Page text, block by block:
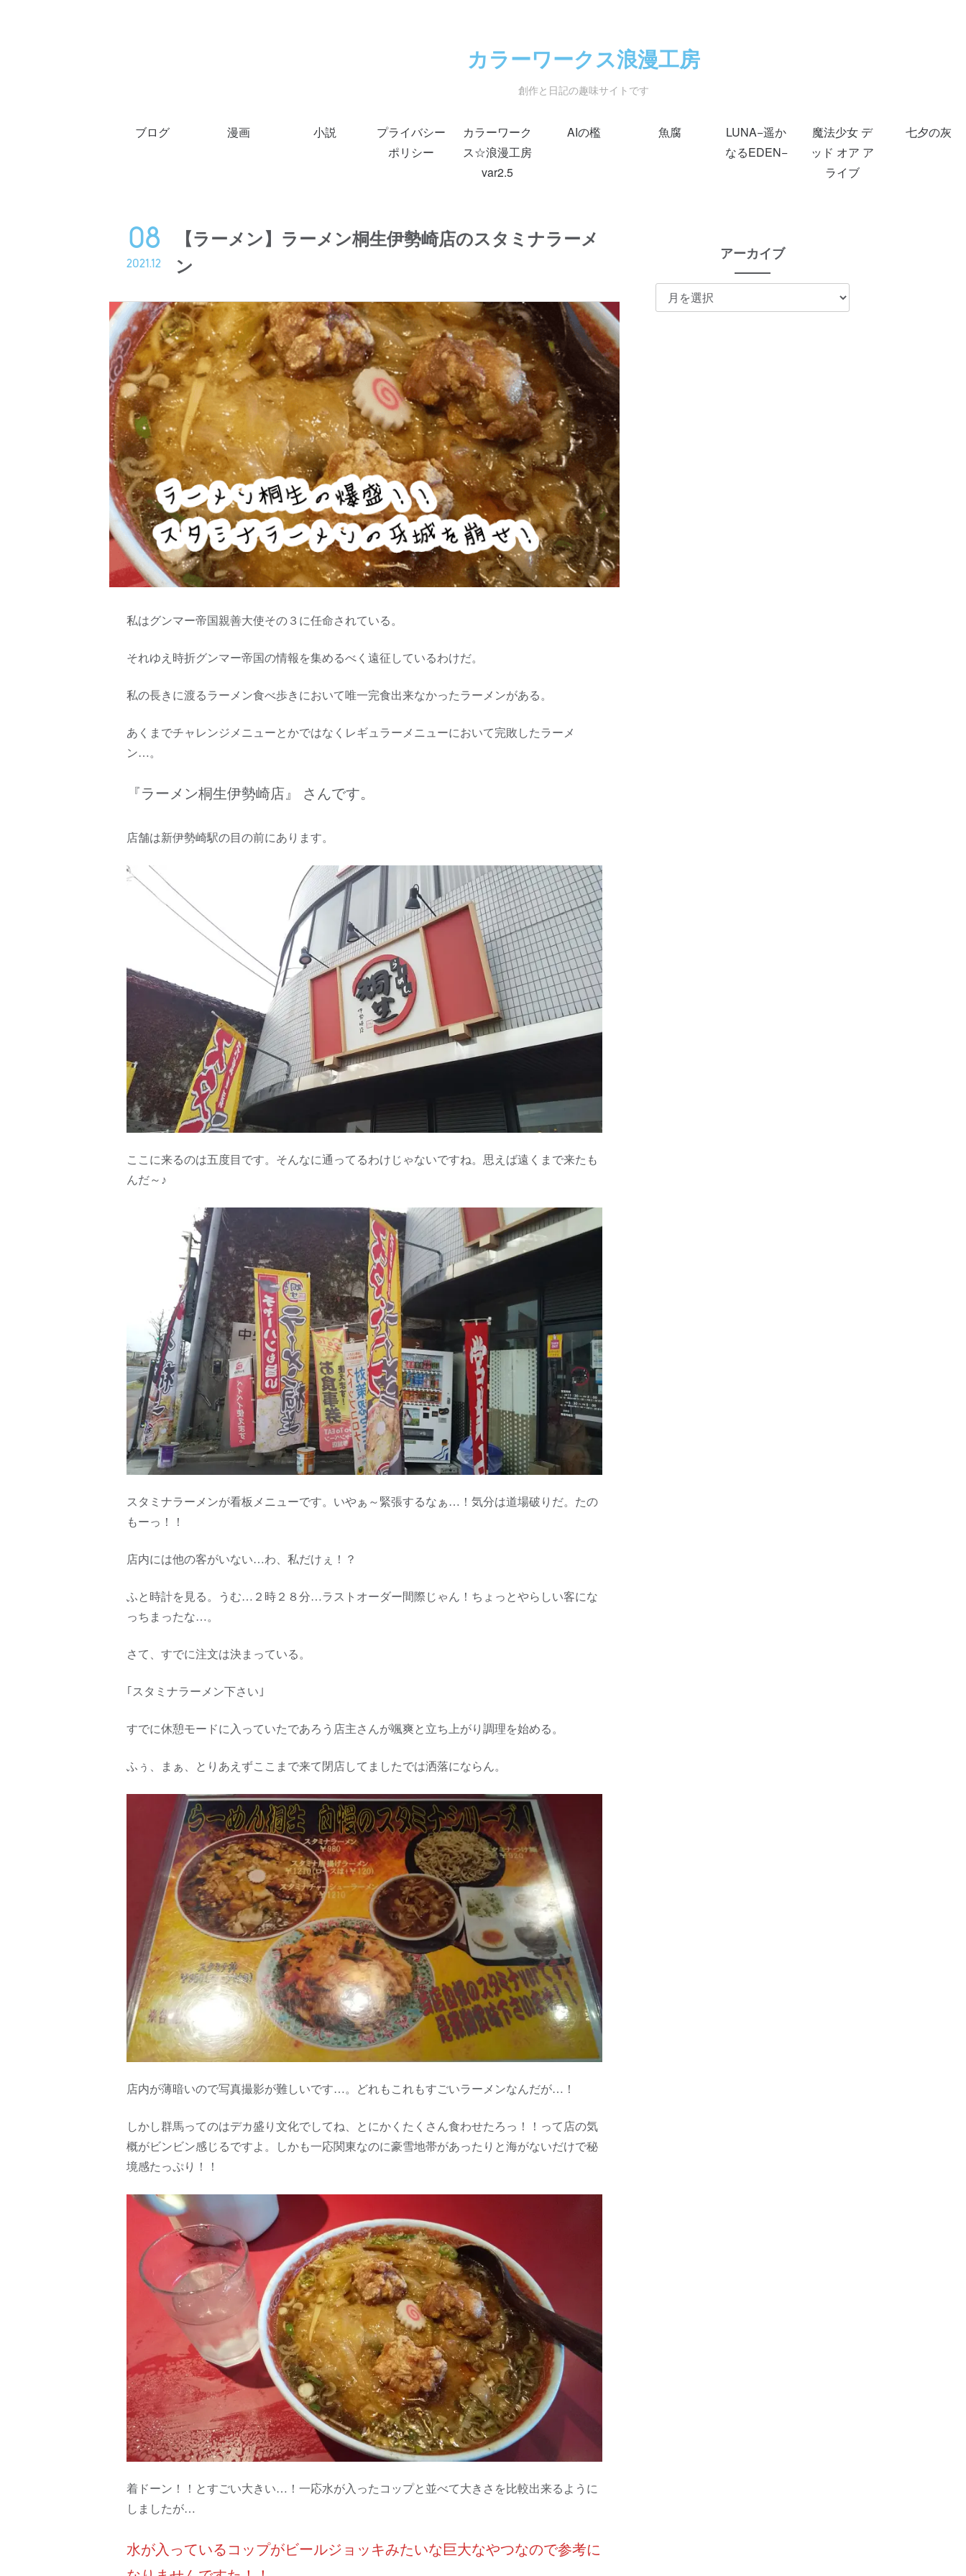
カラーワークス浪漫工房
創作と日記の趣味サイトです
ブログ 漫画 小説
プライバシー
ポリシー
カラーワーク
ス☆浪漫工房
var2.5
AIの檻 魚腐
LUNA−遥か
なるEDEN−
魔法少女 デ
ッド オア ア
ライブ
七夕の灰
08
2021.12
【ラーメン】ラーメン桐生伊勢崎店のスタミナラーメ
ン
私はグンマー帝国親善大使その３に任命されている。
それゆえ時折グンマー帝国の情報を集めるべく遠征しているわけだ。
私の長きに渡るラーメン食べ歩きにおいて唯一完食出来なかったラーメンがある。
あくまでチャレンジメニューとかではなくレギュラーメニューにおいて完敗したラーメ
ン…。
『ラーメン桐生伊勢崎店』 さんです。
店舗は新伊勢崎駅の目の前にあります。
ここに来るのは五度目です。そんなに通ってるわけじゃないですね。思えば遠くまで来たも
んだ～♪
スタミナラーメンが看板メニューです。いやぁ～緊張するなぁ…！気分は道場破りだ。たの
もーっ！！
店内には他の客がいない…わ、私だけぇ！？
ふと時計を見る。うむ…２時２８分…ラストオーダー間際じゃん！ちょっとやらしい客にな
っちまったな…。
さて、すでに注文は決まっている。
｢スタミナラーメン下さい｣
すでに休憩モードに入っていたであろう店主さんが颯爽と立ち上がり調理を始める。
ふぅ、まぁ、とりあえずここまで来て閉店してましたでは洒落にならん。
店内が薄暗いので写真撮影が難しいです…。どれもこれもすごいラーメンなんだが…！
しかし群馬ってのはデカ盛り文化でしてね、とにかくたくさん食わせたろっ！！って店の気
概がビンビン感じるですよ。しかも一応関東なのに豪雪地帯があったりと海がないだけで秘
境感たっぷり！！
着ドーン！！とすごい大きい…！一応水が入ったコップと並べて大きさを比較出来るように
しましたが…
水が入っているコップがビールジョッキみたいな巨大なやつなので参考に
アーカイブ
ー